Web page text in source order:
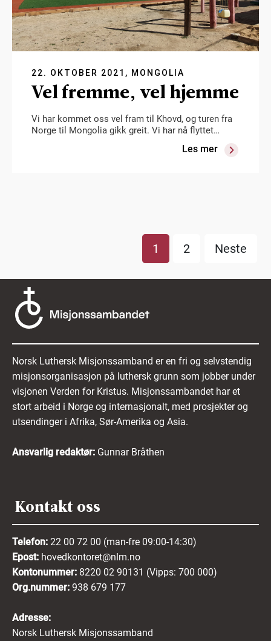
22. OKTOBER 2021, MONGOLIA
Vel fremme, vel hjemme
Vi har kommet oss vel fram til Khovd, og turen fra
Norge til Mongolia gikk greit. Vi har nå flyttet…
Les mer
1 2 Neste
Norsk Luthersk Misjonssamband er en fri og selvstendig
misjonsorganisasjon på luthersk grunn som jobber under
visjonen Verden for Kristus. Misjonssambandet har et
stort arbeid i Norge og internasjonalt, med prosjekter og
utsendinger i Afrika, Sør-Amerika og Asia.
Ansvarlig redaktør: Gunnar Bråthen
Kontakt oss
Telefon: 22 00 72 00 (man-fre 09:00-14:30)
Epost: hovedkontoret@nlm.no
Kontonummer: 8220 02 90131 (Vipps: 700 000)
Org.nummer: 938 679 177
Adresse:
Norsk Luthersk Misjonssamband